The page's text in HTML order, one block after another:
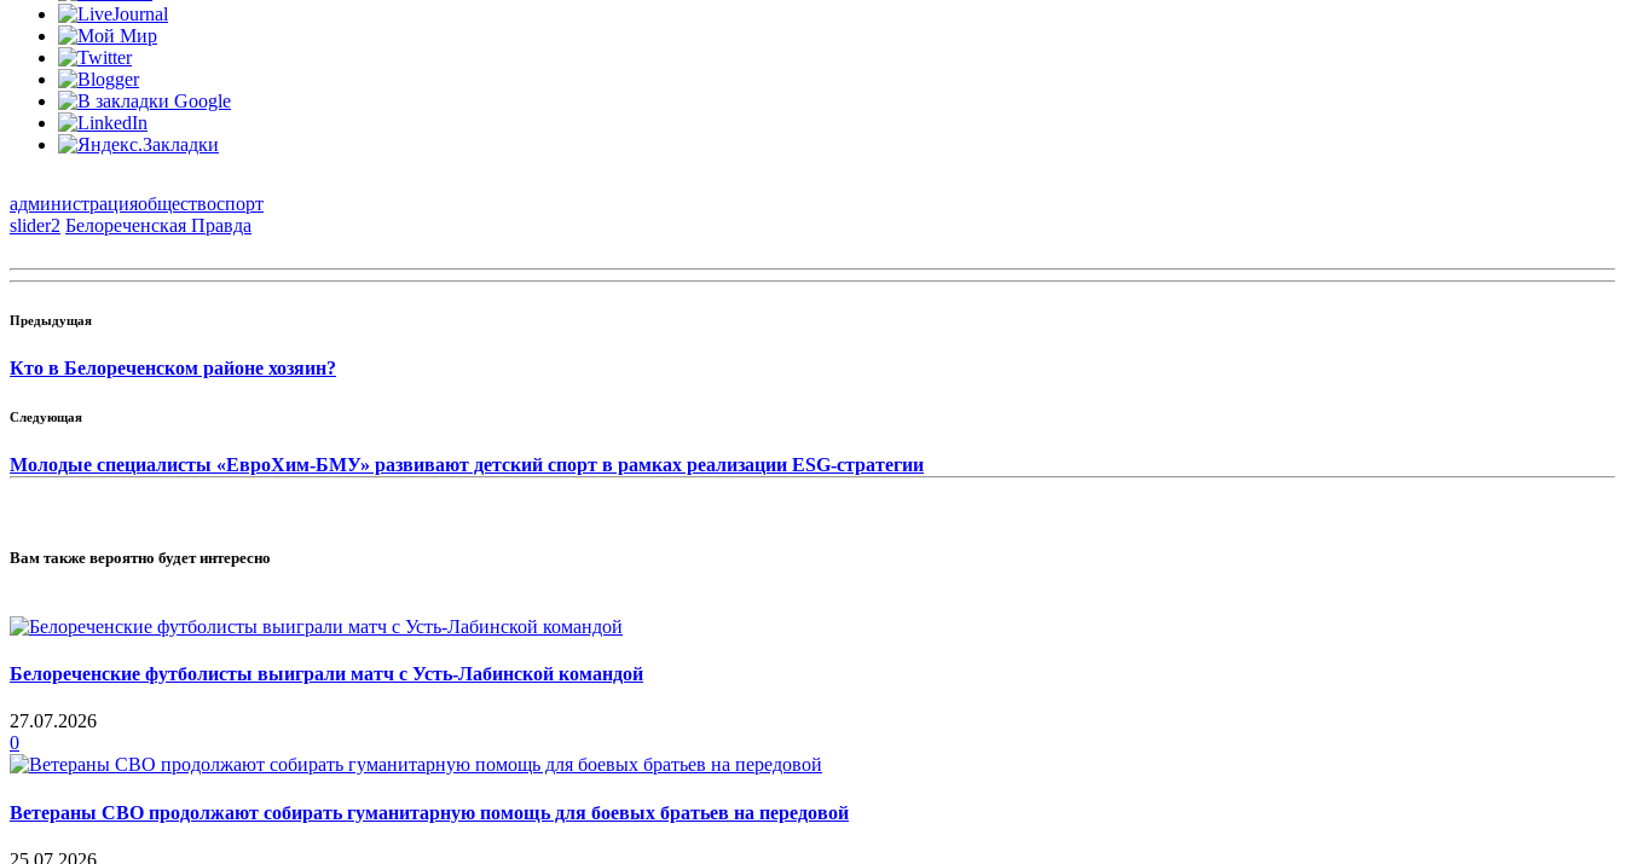
администрацияобществоспорт
slider2 Белореченская Правда
Предыдущая
Кто в Белореченском районе хозяин?
Следующая
Молодые специалисты «ЕвроХим-БМУ» развивают детский спорт в рамках реализации ESG-стратегии
Вам также вероятно будет интересно
Белореченские футболисты выиграли матч с Усть-Лабинской командой
27.07.2026
0
Ветераны СВО продолжают собирать гуманитарную помощь для боевых братьев на передовой
25.07.2026